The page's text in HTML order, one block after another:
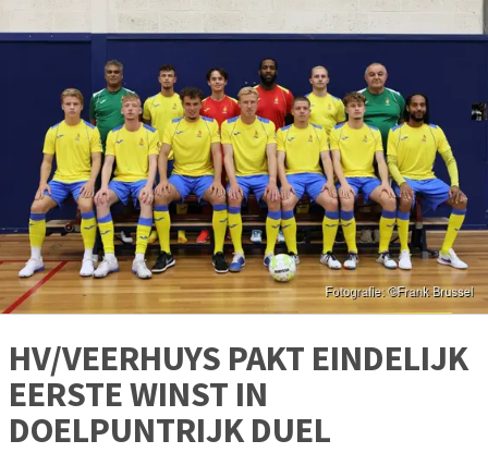
HV/VEERHUYS PAKT EINDELIJK
EERSTE WINST IN
DOELPUNTRIJK DUEL